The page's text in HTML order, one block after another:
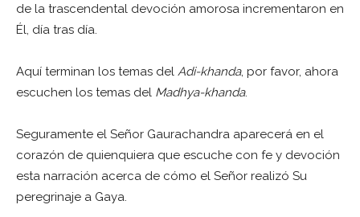
de la trascendental devoción amorosa incrementaron en
Él, día tras día.
Aquí terminan los temas del Adi-khanda, por favor, ahora
escuchen los temas del Madhya-khanda.
Seguramente el Señor Gaurachandra aparecerá en el
corazón de quienquiera que escuche con fe y devoción
esta narración acerca de cómo el Señor realizó Su
peregrinaje a Gaya.